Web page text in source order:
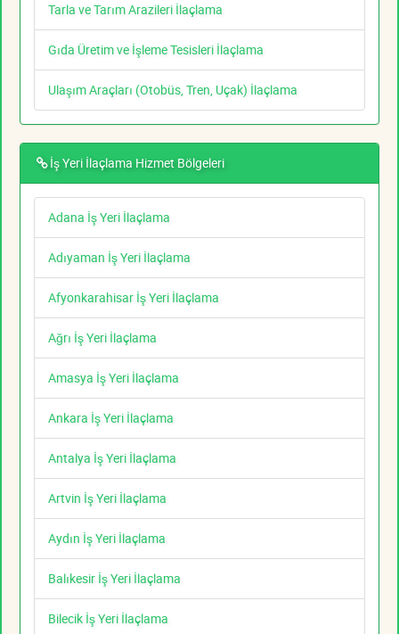
Tarla ve Tarım Arazileri İlaçlama
Gıda Üretim ve İşleme Tesisleri İlaçlama
Ulaşım Araçları (Otobüs, Tren, Uçak) İlaçlama
İş Yeri İlaçlama Hizmet Bölgeleri
Adana İş Yeri İlaçlama
Adıyaman İş Yeri İlaçlama
Afyonkarahisar İş Yeri İlaçlama
Ağrı İş Yeri İlaçlama
Amasya İş Yeri İlaçlama
Ankara İş Yeri İlaçlama
Antalya İş Yeri İlaçlama
Artvin İş Yeri İlaçlama
Aydın İş Yeri İlaçlama
Balıkesir İş Yeri İlaçlama
Bilecik İş Yeri İlaçlama